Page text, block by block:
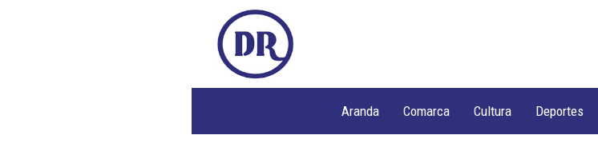
Aranda Comarca Cultura Deportes